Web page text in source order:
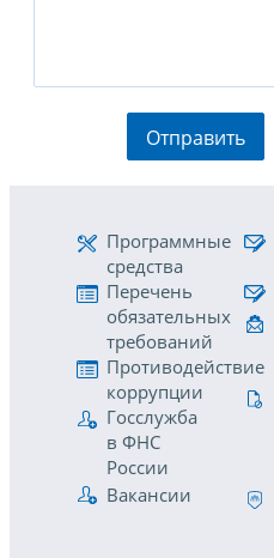
Отправить
Программные
средства
Перечень
обязательных
требований
Противодействие
коррупции
Госслужба
в ФНС
России
Вакансии